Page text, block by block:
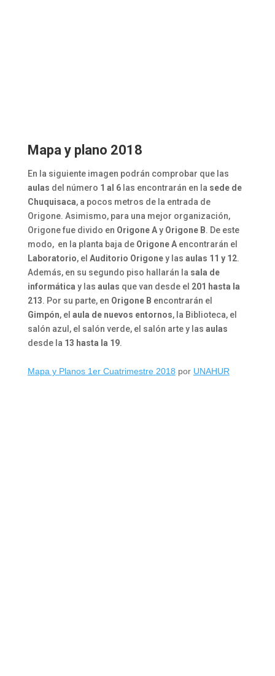
Mapa y plano 2018
En la siguiente imagen podrán comprobar que las
aulas del número 1 al 6 las encontrarán en la sede de
Chuquisaca, a pocos metros de la entrada de
Origone. Asimismo, para una mejor organización,
Origone fue divido en Origone Ay Origone B. De este
modo, en la planta baja de Origone A encontrarán el
Laboratorio, el Auditorio Origoney las aulas 11 y 12.
Además, en su segundo piso hallarán la sala de
informática y las aulas que van desde el 201 hasta la
213. Por su parte, en Origone B encontrarán el
Gimpón, el aula de nuevos entornos, la Biblioteca, el
salón azul, el salón verde, el salón arte y las aulas
desde la 13 hasta la 19.
Mapa y Planos 1er Cuatrimestre 2018 por UNAHUR